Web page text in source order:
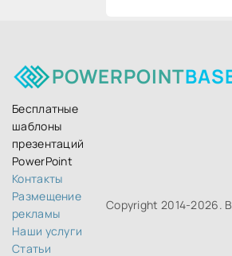
POWERPOINT
Бесплатные
шаблоны
презентаций
PowerPoint
Контакты
Размещение
рекламы
Наши услуги
Статьи
Copyright 2014-2026.